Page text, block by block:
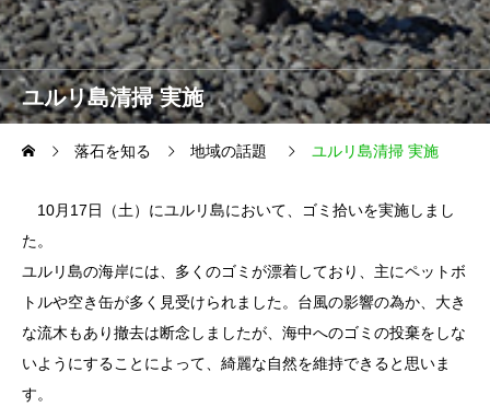
ユルリ島清掃 実施
落石を知る 地域の話題 ユルリ島清掃 実施
10月17日（土）にユルリ島において、ゴミ拾いを実施しまし
た。
ユルリ島の海岸には、多くのゴミが漂着しており、主にペットボ
トルや空き缶が多く見受けられました。台風の影響の為か、大き
な流木もあり撤去は断念しましたが、海中へのゴミの投棄をしな
いようにすることによって、綺麗な自然を維持できると思いま
す。